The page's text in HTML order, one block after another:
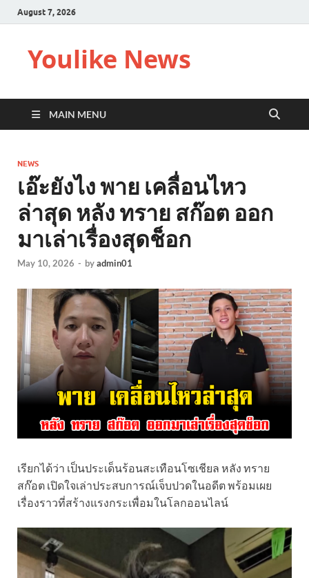
August 7, 2026
Youlike News
MAIN MENU
NEWS
เอ๊ะยังไง พาย เคลื่อนไหว
ล่าสุด หลัง ทราย สก๊อต ออก
มาเล่าเรื่องสุดช็อก
May 10, 2026 - byadmin01
เรียกได้ว่า เป็นประเด็นร้อนสะเทือนโซเชียล หลัง ทราย
สก๊อต เปิดใจเล่าประสบการณ์เจ็บปวดในอดีต พร้อมเผย
เรื่องราวที่สร้างแรงกระเพื่อมในโลกออนไลน์